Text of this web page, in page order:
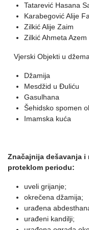
Tatarević Hasana
Karabegović Alije
Zilkić Alije Zaim
Zilkić Ahmeta Azem
Vjerski Objekti u
Džamija
Mesdžid u Ðuliću
Gasulhana
Šehidsko spomen
Imamska kuća
Značajnija dešavanja
proteklom periodu:
uveli grijanje;
okrečena džamija;
urađena
urađeni kandilji;